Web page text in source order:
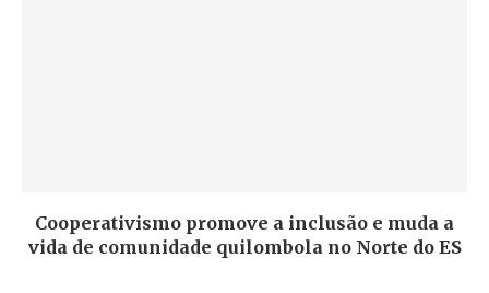
Cooperativismo promove a inclusão e muda a
vida de comunidade quilombola no Norte do ES